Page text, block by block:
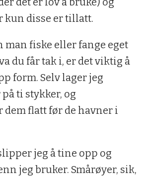
kun disse er tillatt.
fiske eller fange eget
du får tak i, er det viktig å
form. Selv lager jeg
ti stykker, og
dem flatt før de havner i
jeg å tine opp og
jeg bruker. Smårøyer, sik,